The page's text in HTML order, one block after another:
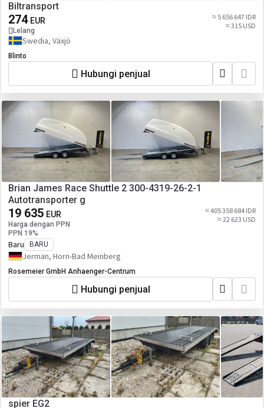
Biltransport
274 EUR
Lelang
≈ 5 656 647 IDR
≈ 315 USD
Swedia, Växjö
Blinto
Hubungi penjual
Brian James Race Shuttle 2 300-4319-26-2-1
Autotransporter g
19 635 EUR
Harga dengan PPN
PPN 19%
≈ 405 358 684 IDR
≈ 22 623 USD
Baru BARU
Jerman, Horn-Bad Meinberg
Rosemeier GmbH Anhaenger-Centrum
Hubungi penjual
spier EG2